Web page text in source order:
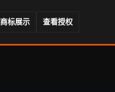
商标展示 查看授权